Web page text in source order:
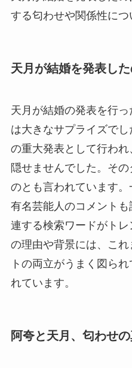
する匂わせや関係性につ
天月が結婚を発表し
天月が結婚の発表を行
は大きなサプライズで
の重大発表として行わ
隠せませんでした。そ
のとも言われています
有名芸能人のコメント
連する検索ワードがト
の理由や背景には、こ
トの両立がうまく図ら
れています。
阿夸と天月、匂わせ